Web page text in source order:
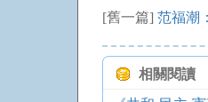
[舊一篇] 范福潮
相關閱讀